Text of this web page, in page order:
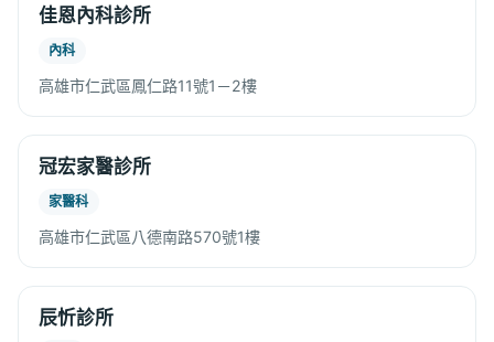
佳恩內科診所
內科
高雄市仁武區鳳仁路11號1－2樓
冠宏家醫診所
家醫科
高雄市仁武區八德南路570號1樓
辰忻診所